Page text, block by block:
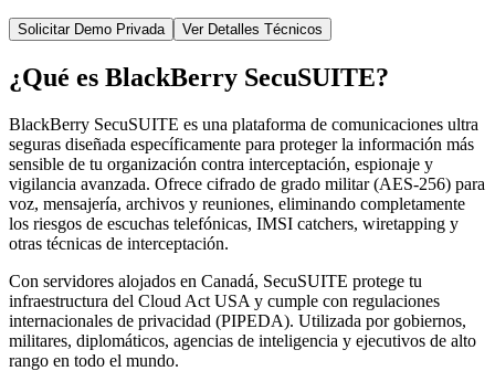
Solicitar Demo Privada Ver Detalles Técnicos
¿Qué es BlackBerry SecuSUITE?
BlackBerry SecuSUITE es una plataforma de comunicaciones ultra
seguras diseñada específicamente para proteger la información más
sensible de tu organización contra interceptación, espionaje y
vigilancia avanzada. Ofrece cifrado de grado militar (AES-256) para
voz, mensajería, archivos y reuniones, eliminando completamente
los riesgos de escuchas telefónicas, IMSI catchers, wiretapping y
otras técnicas de interceptación.
Con servidores alojados en Canadá, SecuSUITE protege tu
infraestructura del Cloud Act USA y cumple con regulaciones
internacionales de privacidad (PIPEDA). Utilizada por gobiernos,
militares, diplomáticos, agencias de inteligencia y ejecutivos de alto
rango en todo el mundo.